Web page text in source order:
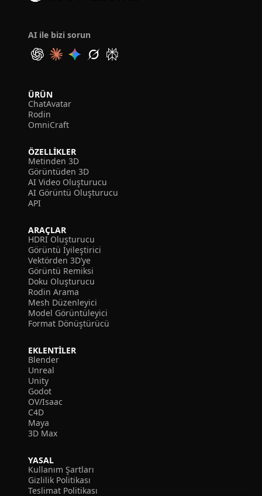
AI ile bizi sorun
ÜRÜN
ChatAvatar
Rodin
OmniCraft
ÖZELLIKLER
Metinden 3D
Görüntüden 3D
AI Video Oluşturucu
AI Görüntü Oluşturucu
API
ARAÇLAR
HDRI Oluşturucu
Görüntü İyileştirici
Vektörden 3D’ye
Görüntü Remiksi
Doku Oluşturucu
Rodin Arama
Mesh Düzenleyici
Model Görüntüleyici
Format Dönüştürücü
EKLENTILER
Blender
Unreal
Unity
Godot
OV/Isaac
C4D
Maya
3D Max
YASAL
Kullanım Şartları
Gizlilik Politikası
Teslimat Politikası